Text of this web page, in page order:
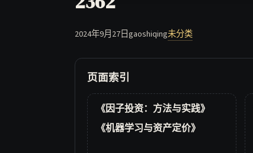
2024年9月27日gaoshiqing未分类
页面索引
《因子投资：方法与实践》
《机器学习与资产定价》